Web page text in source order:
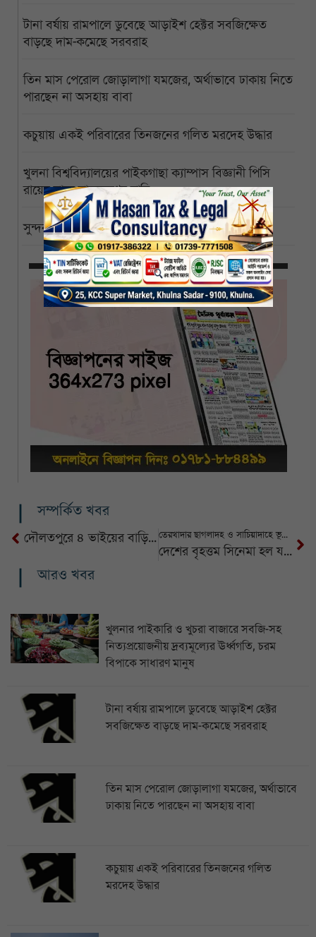
টানা বর্ষায় রামপালে ডুবেছে আড়াইশ হেক্টর সবজিক্ষেত
বাড়ছে দাম-কমেছে সরবরাহ
তিন মাস পেরোল জোড়ালাগা যমজের, অর্থাভাবে ঢাকায় নিতে
পারছেন না অসহায় বাবা
কচুয়ায় একই পরিবারের তিনজনের গলিত মরদেহ উদ্ধার
খুলনা বিশ্ববিদ্যালয়ের পাইকগাছা ক্যাম্পাস বিজ্ঞানী পিসি
রায়ের নামে নামকরণের দাবি
সুন্দরবনে ইতিবাচক বার্তা, বাঘের সংখ্যা বেড়ে ১২৫
সম্পর্কিত খবর
দৌলতপুরে ৪ ভাইয়ের বাড়িতে ডাকাতি, ৫ লক্ষাধিক টাকার সম্পদ লুট তেরখাদার ছাগলাদহ ও সাচিয়াদাহে ভূমি অফিস চালু না হওয়ায় দুর্ভোগে এলাকাবাসী
দেশের বৃহত্তম সিনেমা হল যশোরের মণিহার বন্ধ হচ্ছে
আরও খবর
খুলনার পাইকারি ও খুচরা বাজারে সবজি-সহ
নিত্যপ্রয়োজনীয় দ্রব্যমূল্যের ঊর্ধ্বগতি, চরম
বিপাকে সাধারণ মানুষ
টানা বর্ষায় রামপালে ডুবেছে আড়াইশ হেক্টর
সবজিক্ষেত বাড়ছে দাম-কমেছে সরবরাহ
তিন মাস পেরোল জোড়ালাগা যমজের, অর্থাভাবে
ঢাকায় নিতে পারছেন না অসহায় বাবা
কচুয়ায় একই পরিবারের তিনজনের গলিত
মরদেহ উদ্ধার